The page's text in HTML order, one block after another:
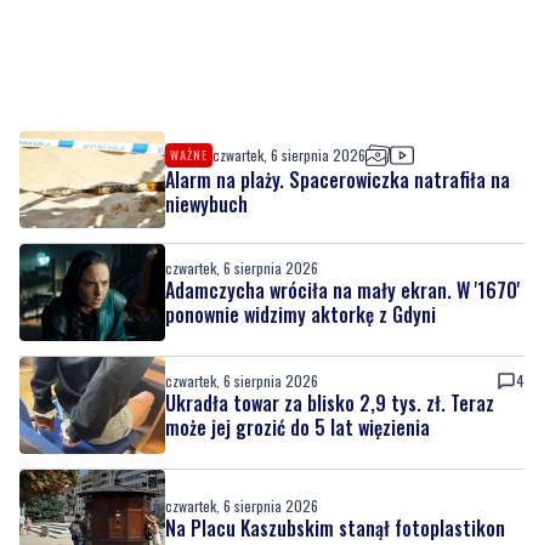
WAŻNE czwartek, 6 sierpnia 2026
Alarm na plaży. Spacerowiczka natrafiła na
niewybuch
czwartek, 6 sierpnia 2026
Adamczycha wróciła na mały ekran. W '1670'
ponownie widzimy aktorkę z Gdyni
czwartek, 6 sierpnia 2026 4
Ukradła towar za blisko 2,9 tys. zł. Teraz
może jej grozić do 5 lat więzienia
czwartek, 6 sierpnia 2026
Na Placu Kaszubskim stanął fotoplastikon